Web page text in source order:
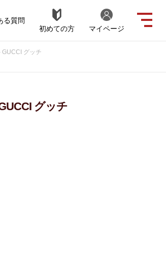
る質問
初めての方
マイページ
GUCCI グッチ
グッチ